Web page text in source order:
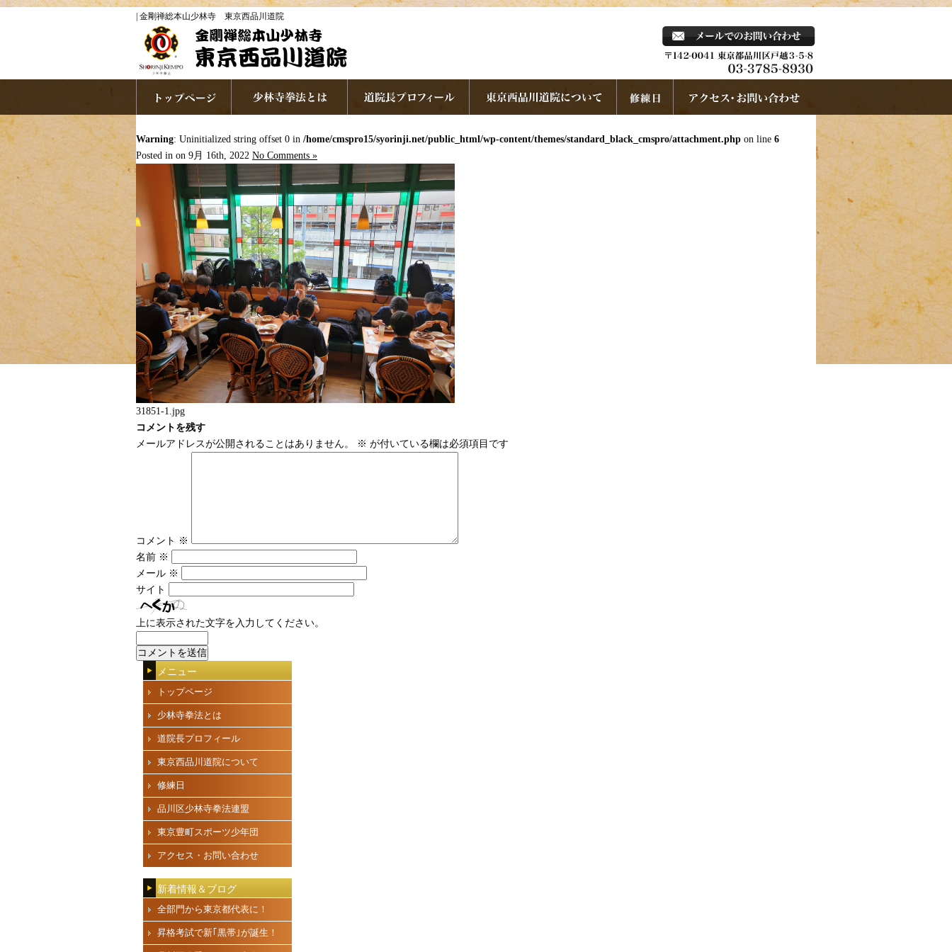
| 金剛禅総本山少林寺 東京西品川道院
Warning: Uninitialized string offset 0 in /home/cmspro15/syorinji.net/public_html/wp-content/themes/standard_black_cmspro/attachment.php on line 6
Posted in on 9月 16th, 2022 No Comments »
31851-1.jpg
コメントを残す
メールアドレスが公開されることはありません。
※ が付いている欄は必須項目です
コメント ※
名前 ※
メール ※
サイト
上に表示された文字を入力してください。
メニュー
トップページ
少林寺拳法とは
道院長プロフィール
東京西品川道院について
修練日
品川区少林寺拳法連盟
東京豊町スポーツ少年団
アクセス・お問い合わせ
新着情報＆ブログ
全部門から東京都代表に！
昇格考試で新｢黒帯｣が誕生！